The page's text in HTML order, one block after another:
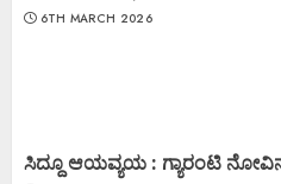
6TH MARCH 2026
ಸಿದ್ದೂ ಆಯವ್ಯಯ : ಗ್ಯಾರಂಟಿ